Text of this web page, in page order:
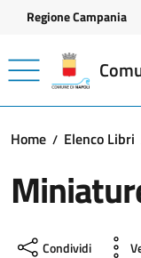
Vai ai contenuti
Vai al footer
Regione Campania
Home Elenco Libri
Condividi